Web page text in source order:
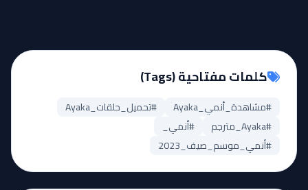
كلمات مفتاحية (Tags)
#مشاهدة_أنمي_Ayaka
#تحميل_حلقات_Ayaka
#Ayaka_مترجم
#أنمي_
#أنمي_موسم_صيف_2023